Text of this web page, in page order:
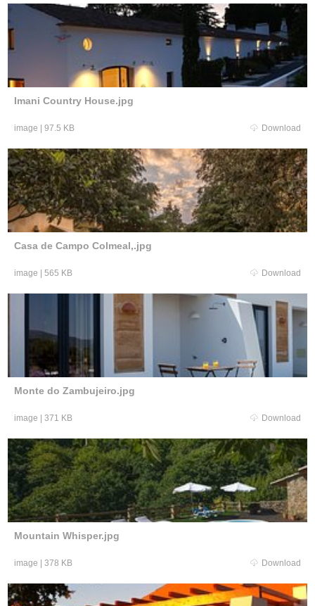
Imani Country House.jpg
image 97.5 KB Download
Casa de Campo Colmeal,.jpg
image 565 KB Download
Monte do Zambujeiro.jpg
image 371 KB Download
Mountain Whisper.jpg
image 378 KB Download